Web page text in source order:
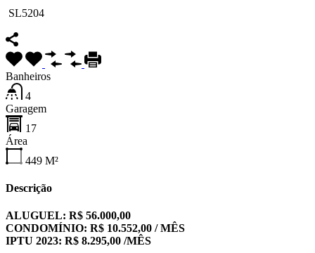
SL5204
Banheiros
4
Garagem
17
Área
449 M²
Descrição
ALUGUEL: R$ 56.000,00
CONDOMÍNIO: R$ 10.552,00 / MÊS
IPTU 2023: R$ 8.295,00 /MÊS